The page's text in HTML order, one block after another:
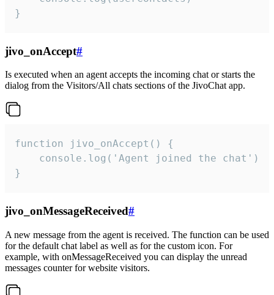
}
jivo_onAccept#
Is executed when an agent accepts the incoming chat or starts the
dialog from the Visitors/All chats sections of the JivoChat app.
function jivo_onAccept() {
}
jivo_onMessageReceived#
A new message from the agent is received. The function can be used
for the default chat label as well as for the custom icon. For
example, with onMessageReceived you can display the unread
messages counter for website visitors.